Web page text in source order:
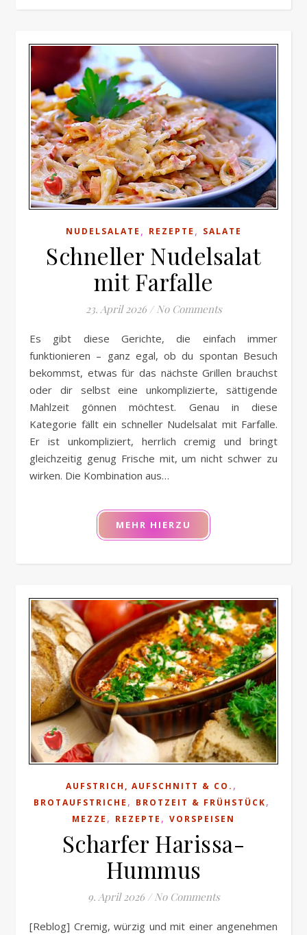
NUDELSALATE , REZEPTE , SALATE
Schneller Nudelsalat
mit Farfalle
23. April 2026 / No Comments
Es gibt diese Gerichte, die einfach immer
funktionieren – ganz egal, ob du spontan Besuch
bekommst, etwas für das nächste Grillen brauchst
oder dir selbst eine unkomplizierte, sättigende
Mahlzeit gönnen möchtest. Genau in diese
Kategorie fällt ein schneller Nudelsalat mit Farfalle.
Er ist unkompliziert, herrlich cremig und bringt
gleichzeitig genug Frische mit, um nicht schwer zu
wirken. Die Kombination aus…
MEHR HIERZU
AUFSTRICH, AUFSCHNITT & CO. ,
BROTAUFSTRICHE , BROTZEIT & FRÜHSTÜCK,
MEZZE , REZEPTE , VORSPEISEN
Scharfer Harissa-
Hummus
9. April 2026 / No Comments
[Reblog] Cremig, würzig und mit einer angenehmen